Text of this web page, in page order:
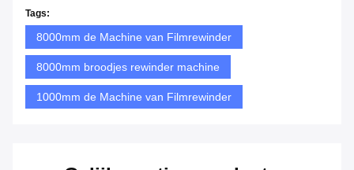
Tags:
8000mm de Machine van Filmrewinder
8000mm broodjes rewinder machine
1000mm de Machine van Filmrewinder